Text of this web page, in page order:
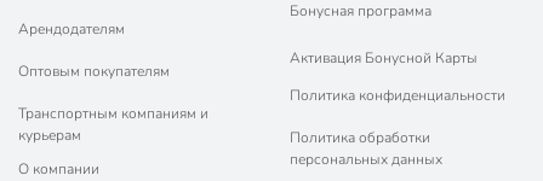
Арендодателям
Оптовым покупателям
Транспортным компаниям и
курьерам
О компании
Бонусная программа
Активация Бонусной Карты
Политика конфиденциальности
Политика обработки
персональных данных